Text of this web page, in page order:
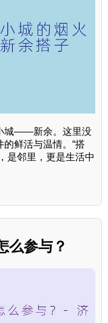
城——新余。这里没
鲜活与温情。“搭
是邻里，更是生活中
么参与？